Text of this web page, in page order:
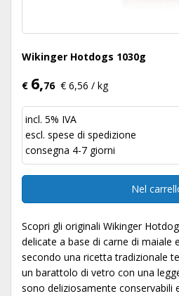
Wikinger Hotdogs 1030g
€ 6,76€ 6,56 / kg
incl. 5% IVA
escl. spese di spedizione
consegna 4-7 giorni
Nel
Scopri gli originali Wikinger
delicate a base di carne di maiale
secondo una ricetta tradizionale
un barattolo di vetro con una
sono deliziosamente conservabili